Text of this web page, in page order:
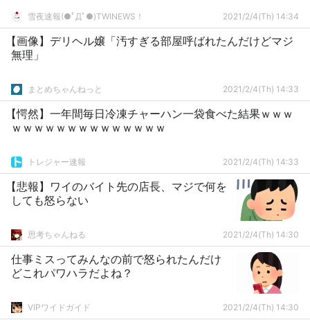
雪夜速報(●ﾟДﾟ●)TWINEWS！ 2021/2/4(Th) 14:34
【画像】デリヘル嬢「汚すぎる部屋呼ばれたんだけどマジ
無理」
まとめちゃんねっと 2021/2/4(Th) 14:33
【愕然】一年間毎日冷凍チャーハン一袋食べた結果ｗｗｗ
ｗｗｗｗｗｗｗｗｗｗｗｗｗｗ
トレジャー速報 2021/2/4(Th) 14:33
【悲報】ワイのバイト先の店長、マジで何を
しても怒らない
思考ちゃんねる 2021/2/4(Th) 14:30
仕事ミスってみんなの前で怒られたんだけ
どこれパワハラだよね？
VIPワイドガイド 2021/2/4(Th) 14:30